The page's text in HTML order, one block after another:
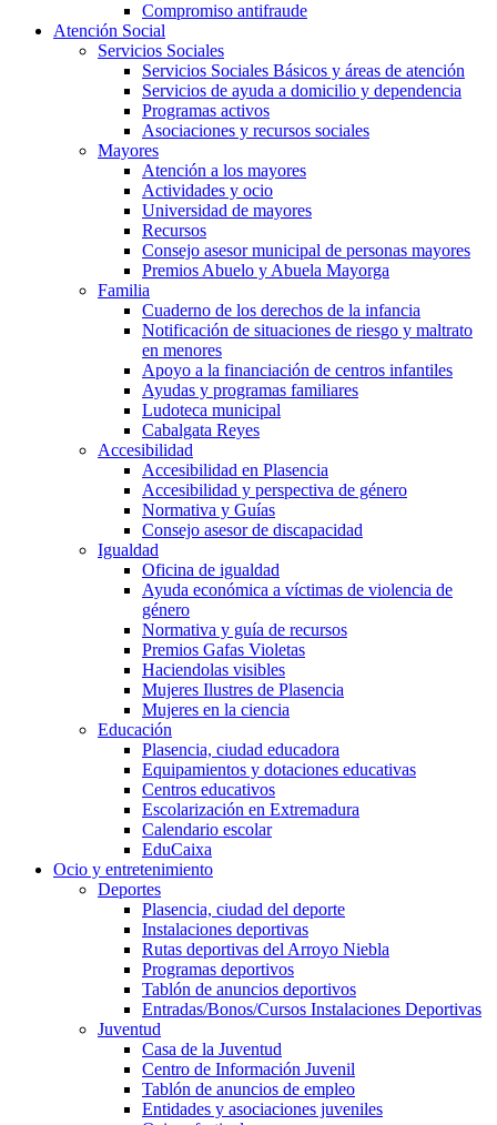
Compromiso antifraude
Atención Social
Servicios Sociales
Servicios Sociales Básicos y áreas de atención
Servicios de ayuda a domicilio y dependencia
Programas activos
Asociaciones y recursos sociales
Mayores
Atención a los mayores
Actividades y ocio
Universidad de mayores
Recursos
Consejo asesor municipal de personas mayores
Premios Abuelo y Abuela Mayorga
Familia
Cuaderno de los derechos de la infancia
Notificación de situaciones de riesgo y maltrato
en menores
Apoyo a la financiación de centros infantiles
Ayudas y programas familiares
Ludoteca municipal
Cabalgata Reyes
Accesibilidad
Accesibilidad en Plasencia
Accesibilidad y perspectiva de género
Normativa y Guías
Consejo asesor de discapacidad
Igualdad
Oficina de igualdad
Ayuda económica a víctimas de violencia de
género
Normativa y guía de recursos
Premios Gafas Violetas
Haciendolas visibles
Mujeres Ilustres de Plasencia
Mujeres en la ciencia
Educación
Plasencia, ciudad educadora
Equipamientos y dotaciones educativas
Centros educativos
Escolarización en Extremadura
Calendario escolar
EduCaixa
Ocio y entretenimiento
Deportes
Plasencia, ciudad del deporte
Instalaciones deportivas
Rutas deportivas del Arroyo Niebla
Programas deportivos
Tablón de anuncios deportivos
Entradas/Bonos/Cursos Instalaciones Deportivas
Juventud
Casa de la Juventud
Centro de Información Juvenil
Tablón de anuncios de empleo
Entidades y asociaciones juveniles